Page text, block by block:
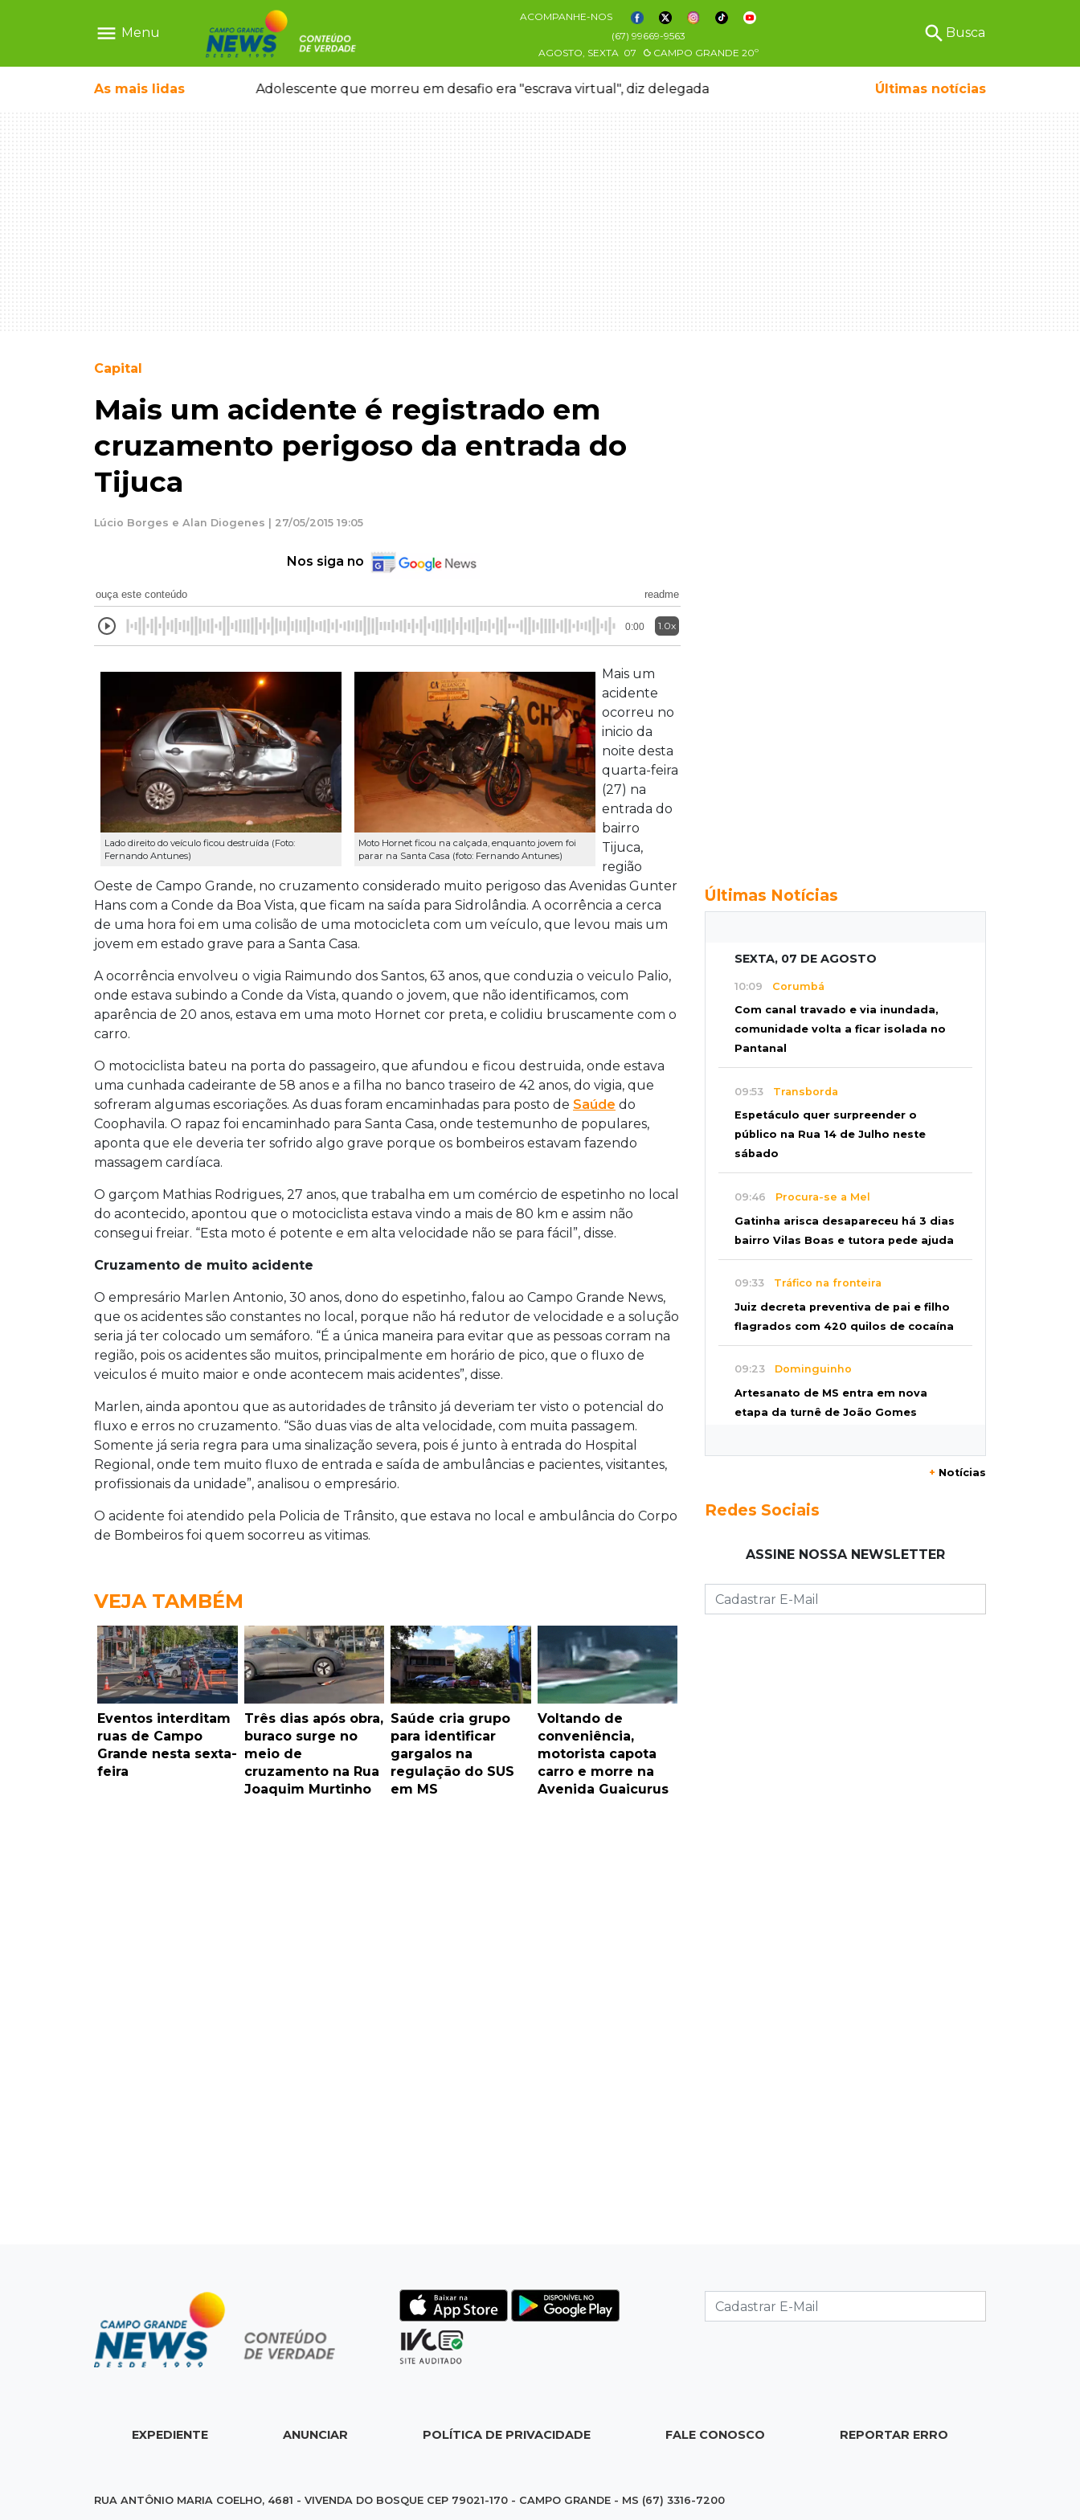
menu Menu
ACOMPANHE-NOS
(67) 99669-9563
AGOSTO, SEXTA 07 CAMPO GRANDE 20º
search Busca
As mais lidas
dos projetos fora do comum Adolescente que morreu em desafio era "escrava virtual", diz delegada Últimas notícias
Capital
Mais um acidente é registrado em
cruzamento perigoso da entrada do
Tijuca
Lúcio Borges e Alan Diogenes | 27/05/2015 19:05
Nos siga no
ouça este conteúdo readme
0:00 1.0x
Lado direito do veículo ficou destruída (Foto:
Fernando Antunes)
Moto Hornet ficou na calçada, enquanto jovem foi
parar na Santa Casa (foto: Fernando Antunes)
Mais um
acidente
ocorreu no
inicio da
noite desta
quarta-feira
(27) na
entrada do
bairro
Tijuca,
região
Oeste de Campo Grande, no cruzamento considerado muito perigoso das Avenidas Gunter
Hans com a Conde da Boa Vista, que ficam na saída para Sidrolândia. A ocorrência a cerca
de uma hora foi em uma colisão de uma motocicleta com um veículo, que levou mais um
jovem em estado grave para a Santa Casa.
A ocorrência envolveu o vigia Raimundo dos Santos, 63 anos, que conduzia o veiculo Palio,
onde estava subindo a Conde da Vista, quando o jovem, que não identificamos, com
aparência de 20 anos, estava em uma moto Hornet cor preta, e colidiu bruscamente com o
carro.
O motociclista bateu na porta do passageiro, que afundou e ficou destruida, onde estava
uma cunhada cadeirante de 58 anos e a filha no banco traseiro de 42 anos, do vigia, que
sofreram algumas escoriações. As duas foram encaminhadas para posto de Saúde do
Coophavila. O rapaz foi encaminhado para Santa Casa, onde testemunho de populares,
aponta que ele deveria ter sofrido algo grave porque os bombeiros estavam fazendo
massagem cardíaca.
O garçom Mathias Rodrigues, 27 anos, que trabalha em um comércio de espetinho no local
do acontecido, apontou que o motociclista estava vindo a mais de 80 km e assim não
consegui freiar. “Esta moto é potente e em alta velocidade não se para fácil”, disse.
Cruzamento de muito acidente
O empresário Marlen Antonio, 30 anos, dono do espetinho, falou ao Campo Grande News,
que os acidentes são constantes no local, porque não há redutor de velocidade e a solução
seria já ter colocado um semáforo. “É a única maneira para evitar que as pessoas corram na
região, pois os acidentes são muitos, principalmente em horário de pico, que o fluxo de
veiculos é muito maior e onde acontecem mais acidentes”, disse.
Marlen, ainda apontou que as autoridades de trânsito já deveriam ter visto o potencial do
fluxo e erros no cruzamento. “São duas vias de alta velocidade, com muita passagem.
Somente já seria regra para uma sinalização severa, pois é junto à entrada do Hospital
Regional, onde tem muito fluxo de entrada e saída de ambulâncias e pacientes, visitantes,
profissionais da unidade”, analisou o empresário.
O acidente foi atendido pela Policia de Trânsito, que estava no local e ambulância do Corpo
de Bombeiros foi quem socorreu as vitimas.
VEJA TAMBÉM
Eventos interditam
ruas de Campo
Grande nesta sexta-
feira
Três dias após obra,
buraco surge no
meio de
cruzamento na Rua
Joaquim Murtinho
Saúde cria grupo
para identificar
gargalos na
regulação do SUS
em MS
Voltando de
conveniência,
motorista capota
carro e morre na
Avenida Guaicurus
Últimas Notícias
SEXTA, 07 DE AGOSTO
10:09 Corumbá
Com canal travado e via inundada,
comunidade volta a ficar isolada no
Pantanal
09:53 Transborda
Espetáculo quer surpreender o
público na Rua 14 de Julho neste
sábado
09:46 Procura-se a Mel
Gatinha arisca desapareceu há 3 dias
bairro Vilas Boas e tutora pede ajuda
09:33 Tráfico na fronteira
Juiz decreta preventiva de pai e filho
flagrados com 420 quilos de cocaína
09:23 Dominguinho
Artesanato de MS entra em nova
etapa da turnê de João Gomes
09:15Atenção
Joaquim Murtinho
08:10Artigos
O rebanho dos originais
08:00
Post Patrocinado
+ Notícias
Redes Sociais
ASSINE NOSSA NEWSLETTER
EXPEDIENTE ANUNCIAR POLÍTICA DE PRIVACIDADE FALE CONOSCO REPORTAR ERRO
RUA ANTÔNIO MARIA COELHO, 4681 - VIVENDA DO BOSQUE CEP 79021-170 - CAMPO GRANDE - MS (67) 3316-7200